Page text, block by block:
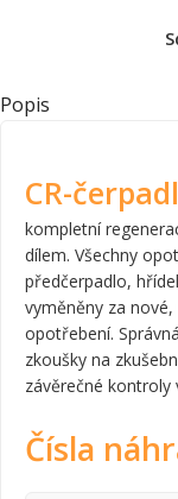
Popis
CR-
kompletní
dílem. Všechny
předčerpadlo,
vyměněny za
opotřebení.
zkoušky na
závěrečné kontroly
Čísla